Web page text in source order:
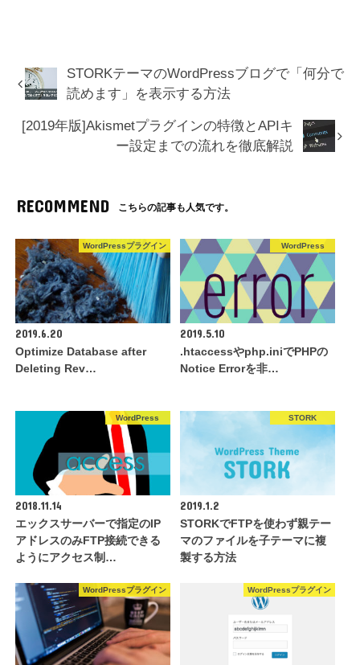
STORKテーマのWordPressブログで「何分で
読めます」を表示する方法
[2019年版]Akismetプラグインの特徴とAPIキ
ー設定までの流れを徹底解説
RECOMMEND こちらの記事も人気です。
WordPressプラグイン
2019.6.20
Optimize Database after
Deleting Rev…
WordPress
2019.5.10
.htaccessやphp.iniでPHPの
Notice Errorを非…
WordPress
2018.11.14
エックスサーバーで指定のIP
アドレスのみFTP接続できる
ようにアクセス制…
STORK
2019.1.2
STORKでFTPを使わず親テー
マのファイルを子テーマに複
製する方法
WordPressプラグイン WordPressプラグイン